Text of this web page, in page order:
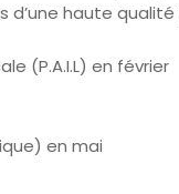
haute qualité
(P.A.I.L) en février
en mai